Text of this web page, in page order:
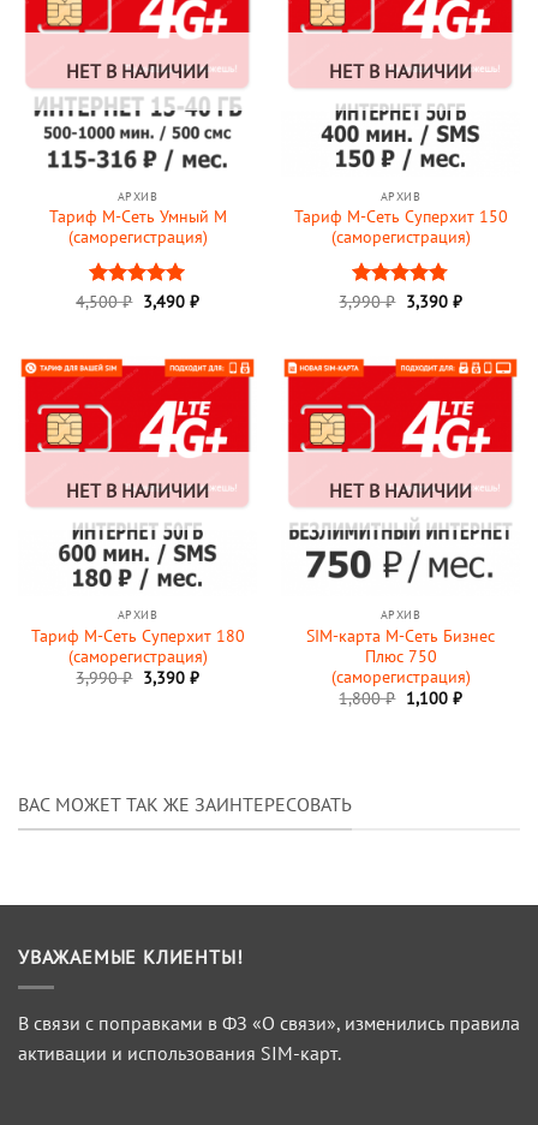
НЕТ В НАЛИЧИИ
АРХИВ
Тариф М-Сеть Умный M
(саморегистрация)
Оценка5
4,500₽ Первоначальная
цена
3,490 ₽Текущая
НЕТ В НАЛИЧИИ
АРХИВ
Тариф М-Сеть Суперхит 150
(саморегистрация)
Оценка
3,990₽ 3,390 ₽
НЕТ В НАЛИЧИИ
АРХИВ
Тариф М-Сеть Суперхит 180
(саморегистрация)
3,990₽ 3,390 ₽
НЕТ В НАЛИЧИИ
АРХИВ
SIM-карта М-Сеть Бизнес
Плюс 750
(саморегистрация)
1,800₽ Первоначальная
цена
1,100 ₽Текущая
ВАС МОЖЕТ ТАК ЖЕ ЗАИНТЕРЕСОВАТЬ
УВАЖАЕМЫЕ КЛИЕНТЫ!
В связи с поправками в ФЗ «О связи», изменились правила
активации и использования SIM-карт.